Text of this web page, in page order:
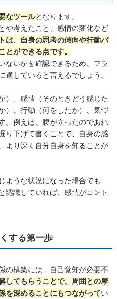
なツールとなります。
や考えたこと、感情の変化など
は、自身の思考の傾向や行動パ
とができる点です。
ないかを確認できるため、フラ
していると言えるでしょう。
）、感情（そのときどう感じた
）、行動（何をしたか）、気づ
。例えば、腹が立ったのであれ
り下げて書くことで、自身の感
より深く自分自身を知ることが
ような状況になった場合でも
認識していれば、感情がコント
する第一歩
の構築には、自己覚知が必要不
してもらうことで、周囲との摩
を深めることにもつながってい